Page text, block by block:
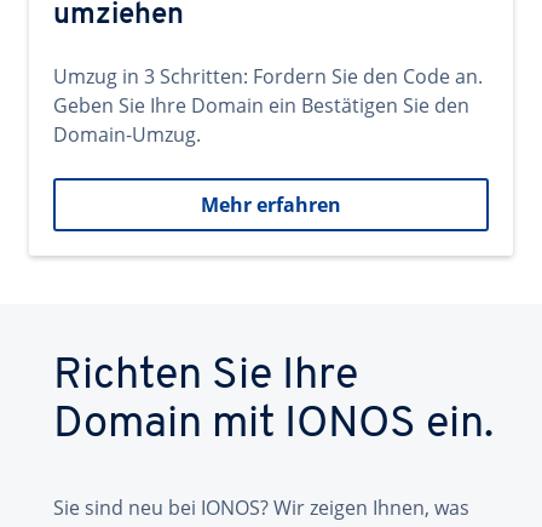
umziehen
Umzug in 3 Schritten: Fordern Sie den Code an.
Geben Sie Ihre Domain ein Bestätigen Sie den
Domain-Umzug.
Mehr erfahren
Richten Sie Ihre
Domain mit IONOS ein.
Sie sind neu bei IONOS? Wir zeigen Ihnen, was